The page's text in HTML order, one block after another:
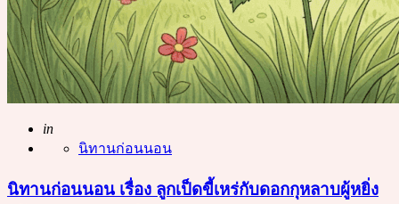
Posted
in
นิทานก่อนนอน
นิทานก่อนนอน เรื่อง ลูกเป็ดขี้เหร่กับดอกกุหลาบผู้หยิ่ง